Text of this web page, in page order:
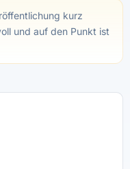
kurz
und auf den Punkt ist